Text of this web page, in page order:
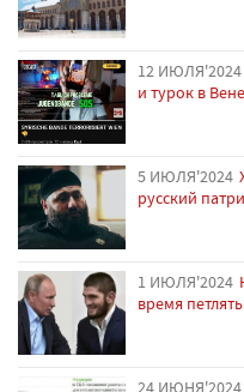
12 ИЮЛЯ'2024
и турок в
5 ИЮЛЯ'2024
русский
1 ИЮЛЯ'2024
время петлять
24 ИЮНЯ'2024